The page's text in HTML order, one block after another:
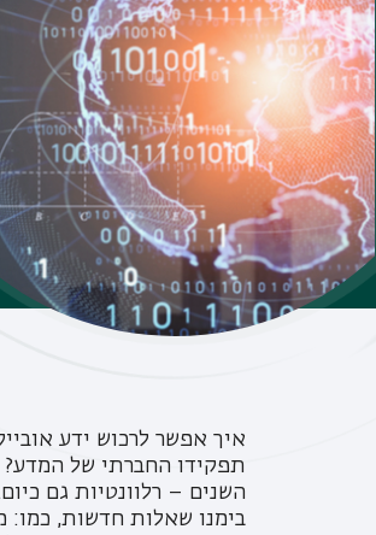
איך אפשר לרכוש ידע
תפקידו החברתי של המדע?
השנים – רלוונטיות גם
בימנו שאלות חדשות, כמו: